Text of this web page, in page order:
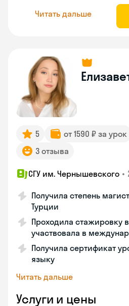
Читать дальше
5 от 1590 ₽ за урок
3 отзыва
СГУ им. Чернышевского •
Получила степень
Турции
Проходила стажировку
участвовала в
Получила сертификат
языку
Читать дальше
Услуги и цены